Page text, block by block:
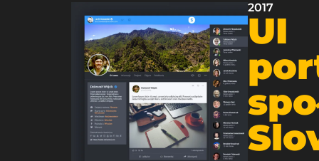
2017
UI